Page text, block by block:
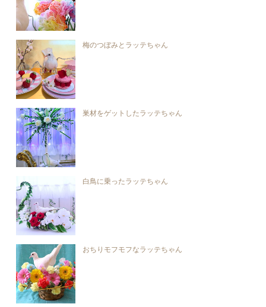
梅のつぼみとラッテちゃん
巣材をゲットしたラッテちゃん
白鳥に乗ったラッテちゃん
おちりモフモフなラッテちゃん